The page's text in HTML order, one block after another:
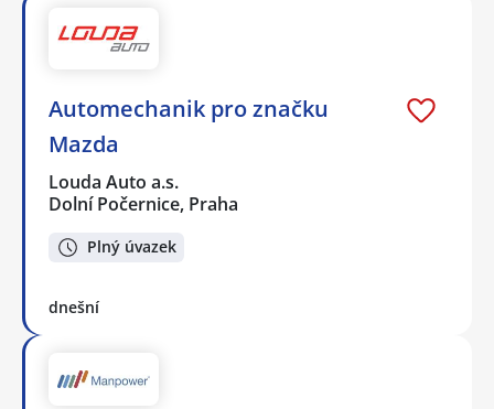
Automechanik pro značku
Mazda
Louda Auto a.s.
Dolní Počernice, Praha
Plný úvazek
dnešní